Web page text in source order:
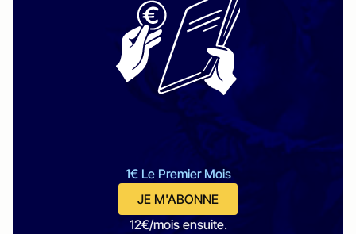
1€ Le Premier Mois
JE M'ABONNE
12€/mois ensuite.